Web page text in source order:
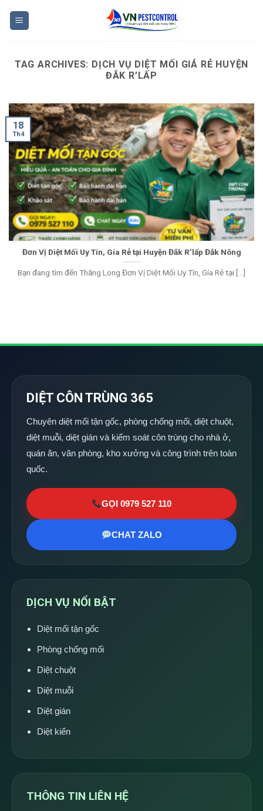
TAG ARCHIVES: DỊCH VỤ DIỆT MỐI GIÁ RẺ HUYỆN
ĐẮK R’LẤP
Đơn Vị Diệt Mối Uy Tín, Gía Rẻ tại Huyện Đắk R’lấp Đắk Nông
Bạn đang tìm đến Thăng Long Đơn Vị Diệt Mối Uy Tín, Gía Rẻ tại [...]
18
Th4
DIỆT CÔN TRÙNG 365
Chuyên diệt mối tận gốc, phòng chống mối, diệt chuột,
diệt muỗi, diệt gián và kiểm soát côn trùng cho nhà ở,
quán ăn, văn phòng, kho xưởng và công trình trên toàn
quốc.
GỌI 0979 527 110
CHAT ZALO
DỊCH VỤ NỔI BẬT
Diệt mối tận gốc
Phòng chống mối
Diệt chuột
Diệt muỗi
Diệt gián
Diệt kiến
THÔNG TIN LIÊN HỆ